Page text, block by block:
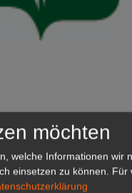
möchten
welche Informationen wir
einsetzen zu können. Für